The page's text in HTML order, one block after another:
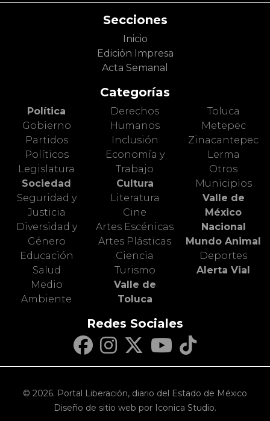
Secciones
Inicio
Edición Impresa
Acta Semanal
Categorías
Política
Gobierno
Partidos
Políticos
Legislatura
Sociedad
Seguridad y
Justicia
Diversidad y
Género
Educación
Salud
Medio
Ambiente
Derechos
Humanos
Inclusión
Economía y
Trabajo
Cultura
Literatura
Cine
Artes Escénicas
Artes Plásticas
Ciencia
Turismo
Valle de
Toluca
Toluca
Metepec
Zinacantepec
Lerma
Otros
Municipios
Valle de
México
Nacional
Mundo Animal
Deportes
Alerta Vial
Redes Sociales
© 2026. Portal Liberación, diario del Estado de México
Diseño de sitio web por Iconica Studio.